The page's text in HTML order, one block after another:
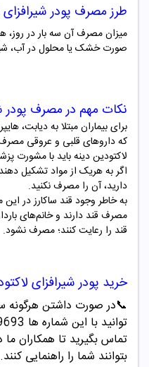
طرز مصرف پودر شیرافزای
صورت خشک یا محلول در آب،
نکات مهم در مصرف پودر
برای بیماران مبتلا به دیابت،
که داروهای قلبی و عروقی
لاکتودین دینه باید با مشورت
اگر به هریک از مواد تشکیل
دارید، آن را مصرف نکنید.
به خاطر وجود قند ساکارز در
مصرف قند دارند و خانم‌های
قند را رعایت کنند؛ مصرف نشود.
خرید پودر شیرافزای
📞در صورت داشتن هرگونه
توانید با این شماره ها 02165389693
تماس بگیرید تا همکاران ما
بتوانند شما را راهنمایی کنند.